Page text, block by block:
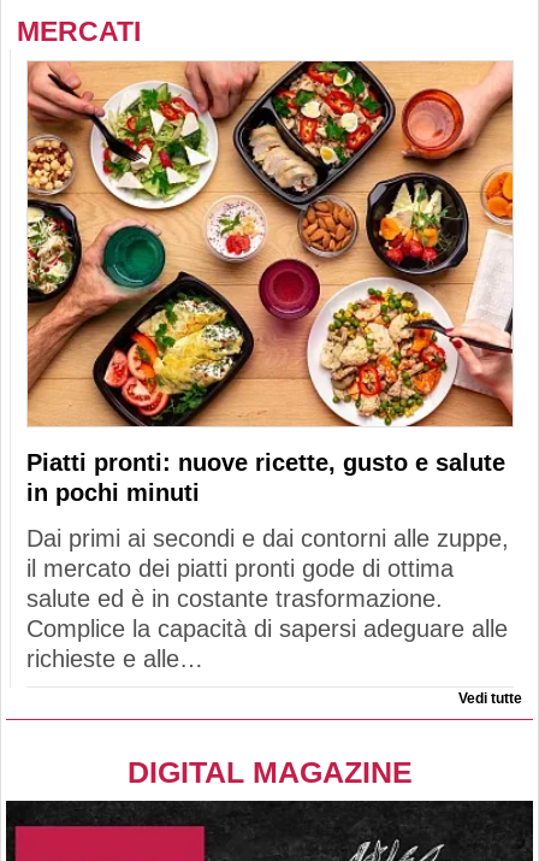
MERCATI
Piatti pronti: nuove ricette, gusto e salute
in pochi minuti
Dai primi ai secondi e dai contorni alle zuppe,
il mercato dei piatti pronti gode di ottima
salute ed è in costante trasformazione.
Complice la capacità di sapersi adeguare alle
richieste e alle…
Vedi tutte
DIGITAL MAGAZINE